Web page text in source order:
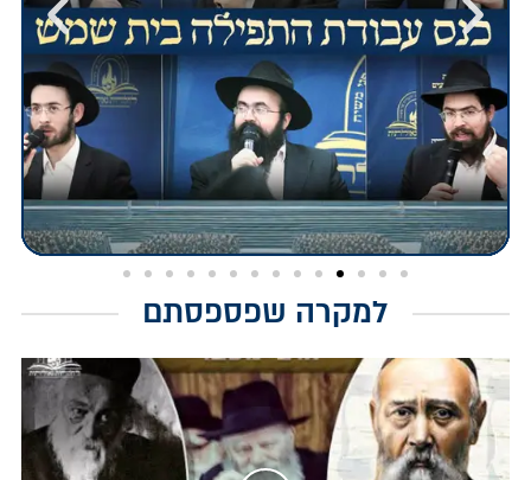
למקרה שפספסתם